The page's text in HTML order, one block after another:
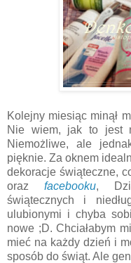
Kolejny miesiąc minął
Nie wiem, jak to jest
Niemożliwe, ale
pięknie. Za oknem
dekoracje świąteczne,
orazfacebooku,
świątecznych i
ulubionymi i chyba
nowe ;D. Chciałabym
mieć na każdy dzień i
sposób do świąt. Ale